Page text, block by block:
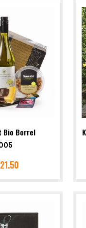
Bio Borrel